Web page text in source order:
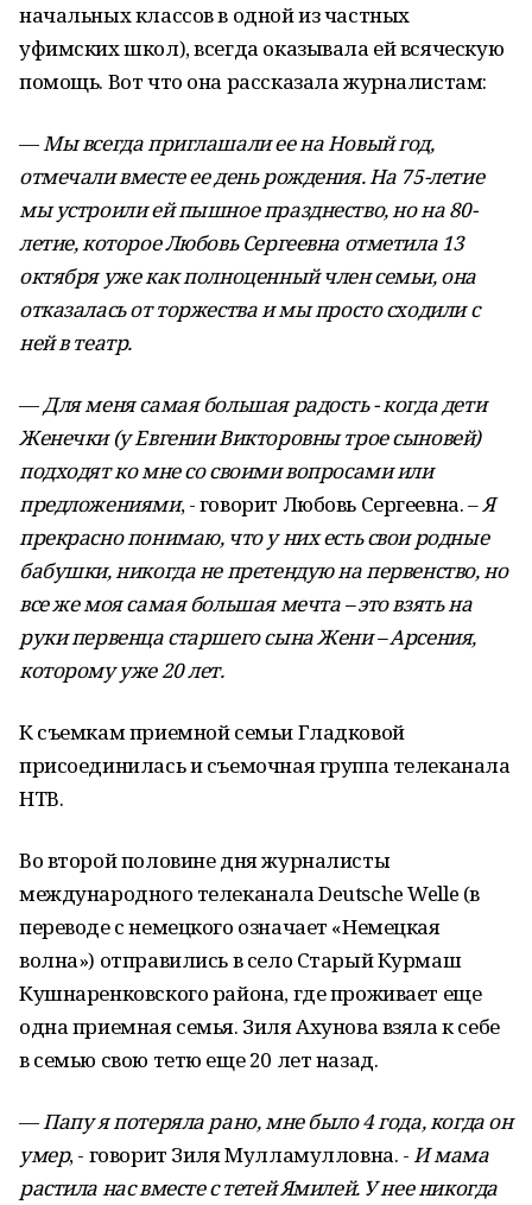
начальных классов в одной из частных
уфимских школ), всегда оказывала ей всяческую
помощь. Вот что она рассказала журналистам:
—Мы всегда приглашали ее на Новый год,
отмечали вместе ее день рождения. На 75-летие
мы устроили ей пышное празднество, но на 80-
летие, которое Любовь Сергеевна отметила 13
октября уже как полноценный член семьи, она
отказалась от торжества и мы просто сходили с
ней в театр.
—Для меня самая большая радость - когда дети
Женечки (у Евгении Викторовны трое сыновей)
подходят ко мне со своими вопросами или
предложениями, - говорит Любовь Сергеевна. –Я
прекрасно понимаю, что у них есть свои родные
бабушки, никогда не претендую на первенство, но
все же моя самая большая мечта – это взять на
руки первенца старшего сына Жени – Арсения,
которому уже 20 лет.
К съемкам приемной семьи Гладковой
присоединилась и съемочная группа телеканала
НТВ.
Во второй половине дня журналисты
международного телеканала Deutsche Welle (в
переводе с немецкого означает «Немецкая
волна») отправились в село Старый Курмаш
Кушнаренковского района, где проживает еще
одна приемная семья. Зиля Ахунова взяла к себе
в семью свою тетю еще 20 лет назад.
—Папу я потеряла рано, мне было 4 года, когда он
умер, - говорит Зиля Мулламулловна. -И мама
растила нас вместе с тетей Ямилей. У нее никогда